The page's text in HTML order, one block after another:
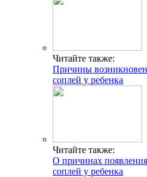
Читайте также:
Причины
соплей у ребенка
Читайте также:
О причинах
соплей у ребенка